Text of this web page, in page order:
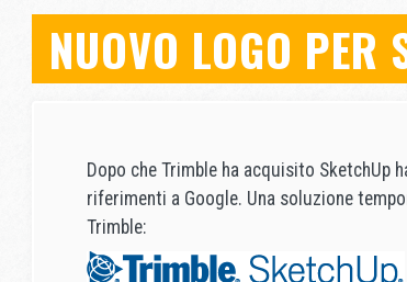
NUOVO LOGO PER
Dopo che Trimble ha acquisito SketchUp
riferimenti a Google. Una soluzione
Trimble: